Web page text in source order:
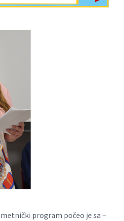
program počeo je sa –